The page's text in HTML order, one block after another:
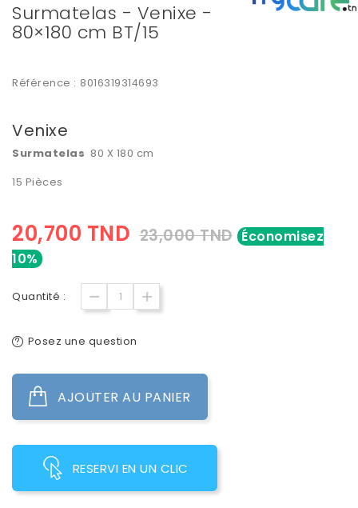
Surmatelas - Venixe -
80×180 cm BT/15
Référence : 8016319314693
Venixe
Surmatelas 80 X 180 cm
15 Pièces
20,700 TND 23,000 TND Économisez
10%
Quantité :
Posez une question
AJOUTER AU PANIER
RESERVI EN UN CLIC